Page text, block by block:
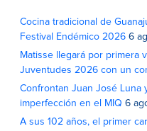
Cocina tradicional de
Festival Endémico 2026 6
Matisse llegará por primera
Juventudes 2026 con un
Confrontan Juan José Luna
imperfección en el MIQ 6
A sus 102 años, el primer